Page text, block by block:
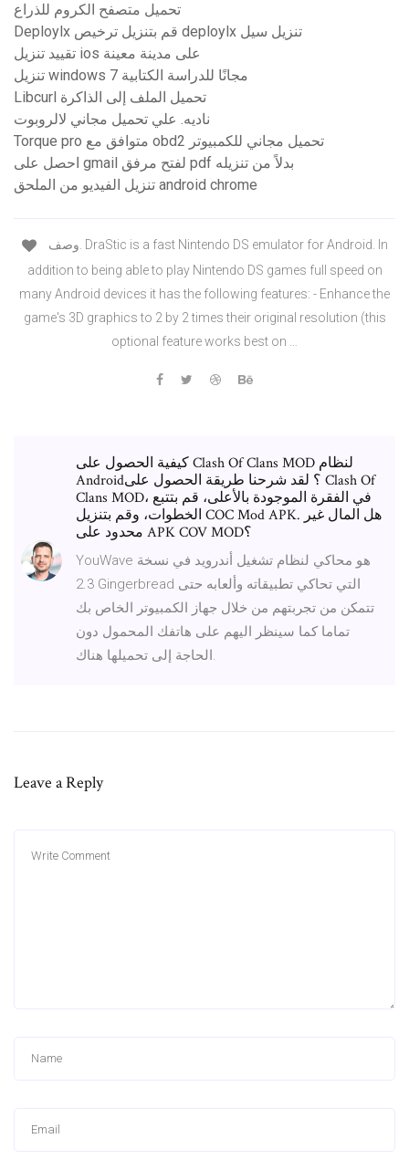
تحميل متصفح الكروم للذراع
Deploylx قم بتنزيل ترخيص deploylx تنزيل سيل
تقييد تنزيل ios على مدينة معينة
تنزيل windows 7 مجانًا للدراسة الكتابية
Libcurl تحميل الملف إلى الذاكرة
ناديه. علي تحميل مجاني لالروبوت
Torque pro متوافق مع obd2 تحميل مجاني للكمبيوتر
احصل على gmail لفتح مرفق pdf بدلاً من تنزيله
تنزيل الفيديو من الملحق android chrome
addition to being able to play Nintendo DS games full speed on
many Android devices it has the following features: - Enhance the
game's 3D graphics to 2 by 2 times their original resolution (this
optional feature works best on …
كيفية الحصول على Clash Of Clans MOD لنظام
Android؟ لقد شرحنا طريقة الحصول على Clash Of
Clans MOD، في الفقرة الموجودة بالأعلى، قم بتتبع
الخطوات، وقم بتنزيل COC Mod APK. هل المال غير
محدود على APK COV MOD؟
YouWave هو محاكي لنظام تشغيل أندرويد في نسخة
2.3 Gingerbread التي تحاكي تطبيقاته وألعابه حتى
تتمكن من تجربتهم من خلال جهاز الكمبيوتر الخاص بك
تماما كما سينظر اليهم على هاتفك المحمول دون
الحاجة إلى تحميلها هناك.
Leave a Reply